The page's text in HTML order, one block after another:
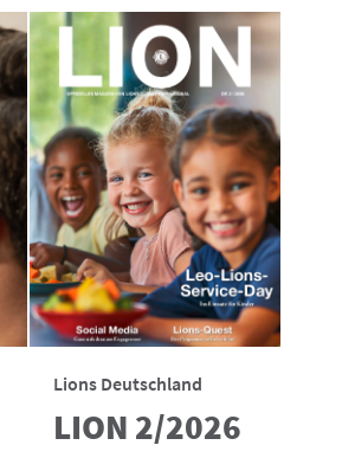
Lions Deutschland
LION 2/2026